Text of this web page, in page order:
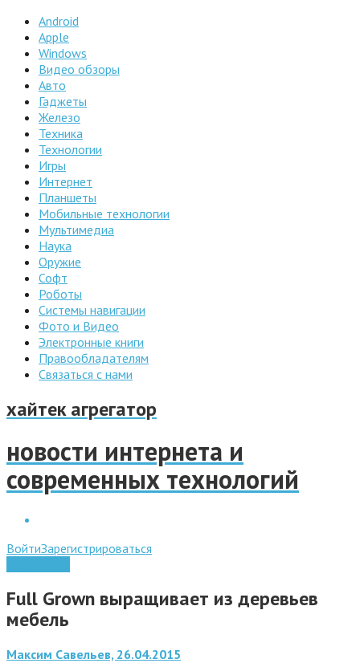
Android
Apple
Windows
Видео обзоры
Авто
Гаджеты
Железо
Техника
Технологии
Игры
Интернет
Планшеты
Мобильные технологии
Мультимедиа
Наука
Оружие
Софт
Роботы
Системы навигации
Фото и Видео
Электронные книги
Правообладателям
Связаться с нами
хайтек агрегатор
новости интернета и
современных технологий
ВойтиЗарегистрироваться
Full Grown выращивает из деревьев
мебель
Максим Савельев, 26.04.2015